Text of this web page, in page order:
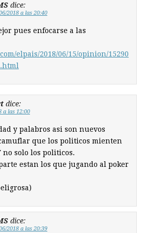
dice:
2018 a las 20:40
pues enfocarse a las
elpais/2018/06/15/opinion/15290
dice:
a las 12:00
y palabros asi son nuevos
que los politicos mienten
no solo los politicos.
estan los que jugando al poker
dice:
2018 a las 20:39